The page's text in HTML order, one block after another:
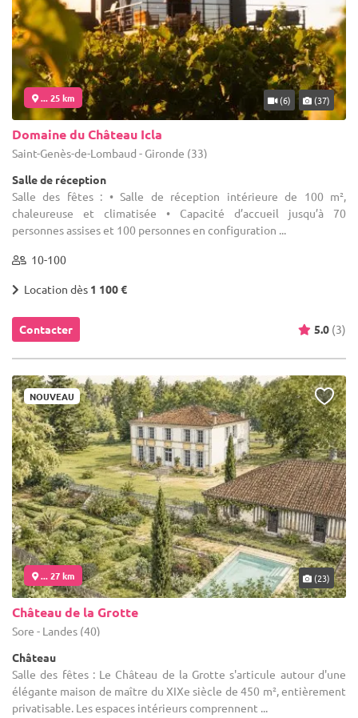
... 25 km (6) (37)
Domaine du Château Icla
Saint-Genès-de-Lombaud - Gironde (33)
Salle de réception
Salle des fêtes : • Salle de réception intérieure de 100 m²,
chaleureuse et climatisée • Capacité d’accueil jusqu’à 70
personnes assises et 100 personnes en configuration ...
10-100
Location dès 1 100 €
Contacter 5.0 (3)
NOUVEAU
... 27 km (23)
Château de la Grotte
Sore - Landes (40)
Château
Salle des fêtes : Le Château de la Grotte s'articule autour d'une
élégante maison de maître du XIXe siècle de 450 m², entièrement
privatisable. Les espaces intérieurs comprennent ...